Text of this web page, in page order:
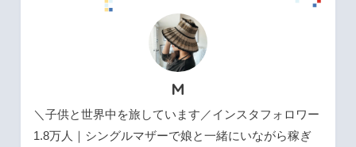
M
＼子供と世界中を旅しています／インスタフォロワー
1.8万人｜シングルマザーで娘と一緒にいながら稼ぎ